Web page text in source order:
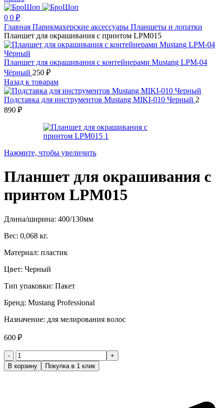
0 0 ₽
Главная Парикмахерские аксессуары Планшеты и лопатки
Планшет для окрашивания с принтом LPM015
Планшет для окрашивания с контейнерами Mustang LPM-04
Чёрный 250 ₽
Назад к товарам
Подставка для инструментов Mustang MIKI-010 Черный 2
890 ₽
Нажмите, чтобы увеличить
Планшет для окрашивания с
принтом LPM015
Длина/ширина: 400/130мм
Вес: 0,068 кг.
Материал: пластик
Цвет: Черный
Тип упаковки: Пакет
Бренд: Mustang Professional
Назначение: для мелирования волос
600 ₽
Количество
товара
Планшет
В корзину Покупка в 1 клик